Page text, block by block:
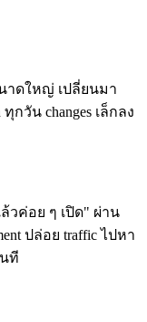
นาดใหญ่ เปลี่ยนมา
ทุกวัน changes เล็กลง
วค่อย ๆ เปิด" ผ่าน
ปล่อย traffic ไปหา
ที